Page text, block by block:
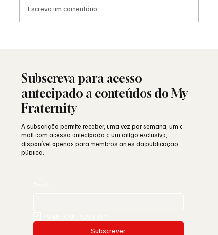
Escreva um comentário
Subscreva para acesso
antecipado a conteúdos do My
Fraternity
A subscrição permite receber, uma vez por semana, um e-
mail com acesso antecipado a um artigo exclusivo,
disponível apenas para membros antes da publicação
pública.
Subscrever